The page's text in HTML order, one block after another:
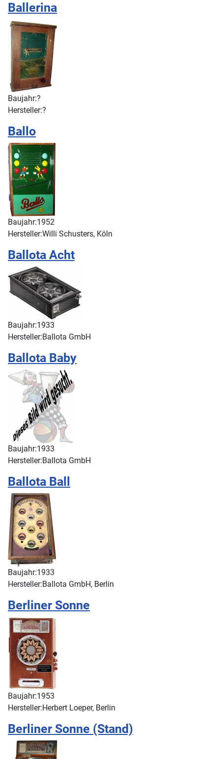
Ballerina
Baujahr:?
Hersteller:?
Ballo
Baujahr:1952
Hersteller:Willi Schusters, Köln
Ballota Acht
Baujahr:1933
Hersteller:Ballota GmbH
Ballota Baby
Baujahr:1933
Hersteller:Ballota GmbH
Ballota Ball
Baujahr:1933
Hersteller:Ballota GmbH, Berlin
Berliner Sonne
Baujahr:1953
Hersteller:Herbert Loeper, Berlin
Berliner Sonne (Stand)